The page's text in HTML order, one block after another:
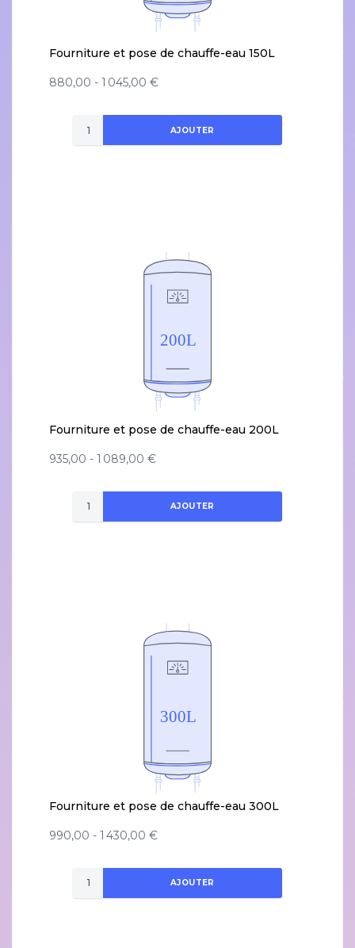
Fourniture et pose de chauffe-eau 150L
880,00 - 1 045,00 €
AJOUTER
Fourniture et pose de chauffe-eau 200L
935,00 - 1 089,00 €
AJOUTER
Fourniture et pose de chauffe-eau 300L
990,00 - 1 430,00 €
AJOUTER